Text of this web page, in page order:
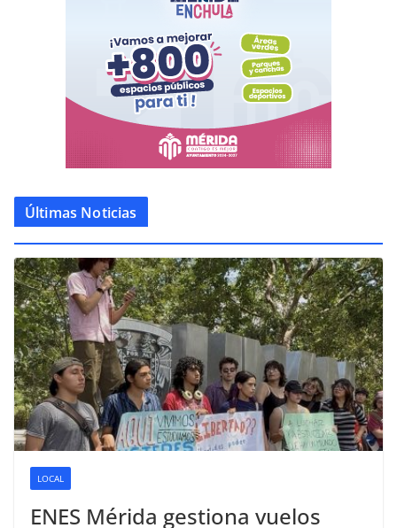
Últimas Noticias
LOCAL
ENES Mérida gestiona vuelos